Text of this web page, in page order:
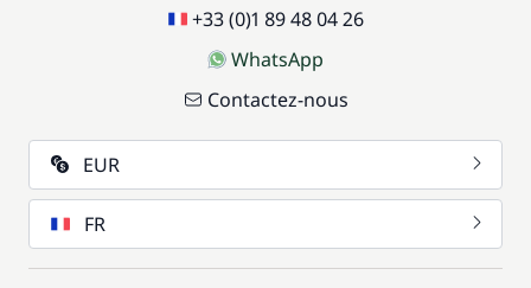
+33 (0)1 89 48 04 26
WhatsApp
Contactez-nous
EUR
FR